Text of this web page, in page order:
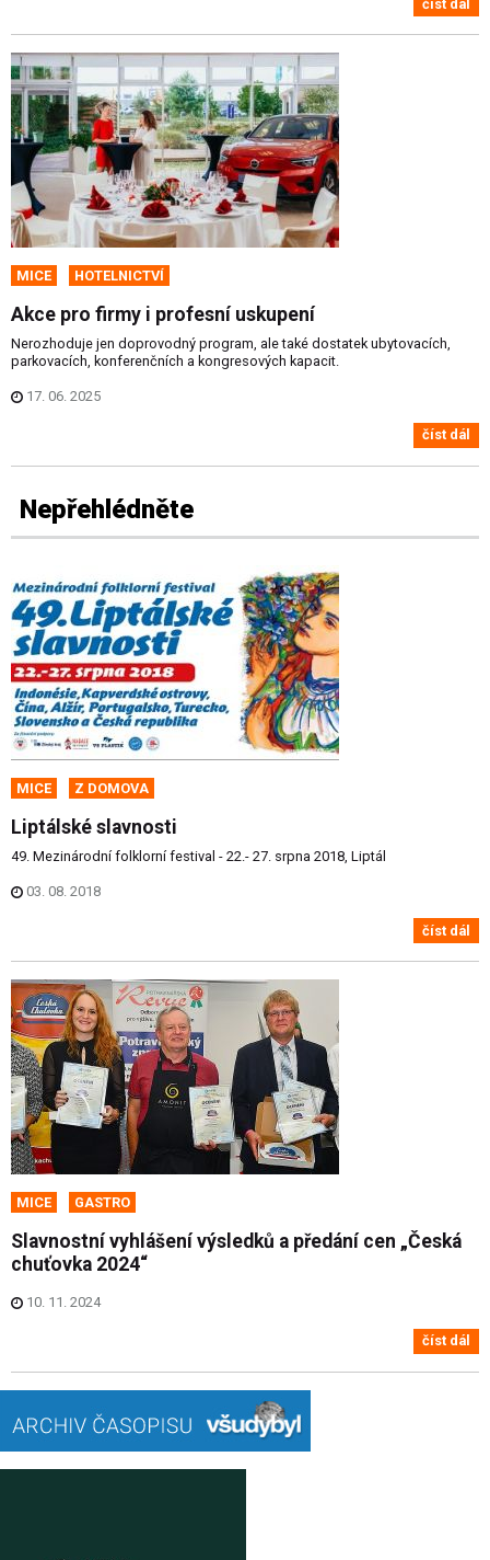
číst dál
MICE HOTELNICTVÍ
Akce pro firmy i profesní uskupení
Nerozhoduje jen doprovodný program, ale také dostatek ubytovacích,
parkovacích, konferenčních a kongresových kapacit.
17. 06. 2025
číst dál
Nepřehlédněte
MICE Z DOMOVA
Liptálské slavnosti
49. Mezinárodní folklorní festival - 22.- 27. srpna 2018, Liptál
03. 08. 2018
číst dál
MICE GASTRO
Slavnostní vyhlášení výsledků a předání cen „Česká
chuťovka 2024“
10. 11. 2024
číst dál